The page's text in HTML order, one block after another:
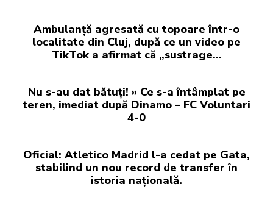
Ambulanță agresată cu topoare într-o
localitate din Cluj, după ce un video pe
TikTok a afirmat că „sustrage…
Nu s-au dat bătuți! » Ce s-a întâmplat pe
teren, imediat după Dinamo – FC Voluntari
4-0
Oficial: Atletico Madrid l-a cedat pe Gata,
stabilind un nou record de transfer în
istoria națională.